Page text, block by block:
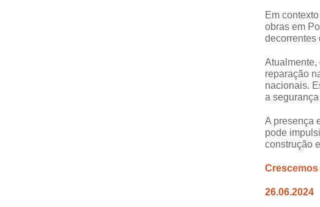
Em
obras em
decorrentes
Atualmente,
reparação
nacionais.
a
A presença
pode
construção
Crescemos
26.06.2024